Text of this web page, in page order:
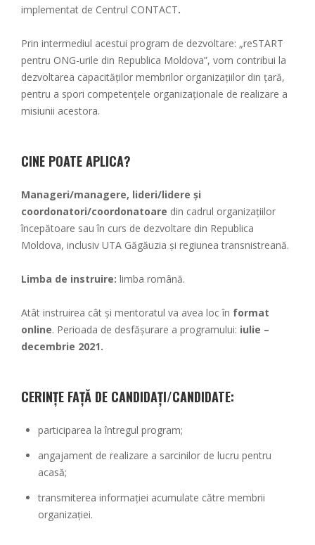
implementat de Centrul CONTACT.
Prin intermediul acestui program de dezvoltare: „reSTART
pentru ONG-urile din Republica Moldova”, vom contribui la
dezvoltarea capacităților membrilor organizațiilor din țară,
pentru a spori competențele organizaționale de realizare a
misiunii acestora.
CINE POATE APLICA?
Manageri/managere, lideri/lidere și
coordonatori/coordonatoare din cadrul organizațiilor
începătoare sau în curs de dezvoltare din Republica
Moldova, inclusiv UTA Găgăuzia și regiunea transnistreană.
Limba de instruire: limba română.
Atât instruirea cât și mentoratul va avea loc în format
online. Perioada de desfășurare a programului: iulie –
decembrie 2021.
CERINȚE FAȚĂ DE CANDIDAȚI/CANDIDATE:
participarea la întregul program;
angajament de realizare a sarcinilor de lucru pentru
acasă;
transmiterea informației acumulate către membrii
organizației.